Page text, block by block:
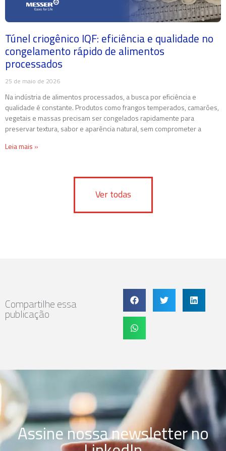
Túnel criogênico IQF: eficiência e qualidade no
congelamento rápido de alimentos
processados
25 de maio de 2026
Na indústria de alimentos processados, a busca por eficiência e
qualidade é constante. Produtos como frangos temperados, camarões,
vegetais e massas precisam ser congelados rapidamente para
preservar textura, sabor e aparência natural, sem comprometer a
Leia mais »
Ver todas
Compartilhe essa
publicação
Assine nossa newsletter no